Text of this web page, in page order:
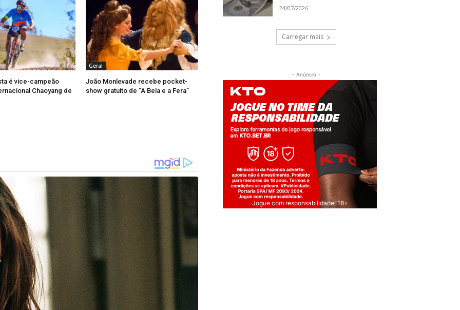
Adriano Alvarenga destinou ainda R$100
Excepcionais (Apae) de João Monlevade, que
crianças e adultos com diferentes tipos de
José recebeu R$150 mil para a continuidade
é vice-campeão
Chaoyang de
Geral
João Monlevade recebe pocket-
show gratuito de “A Bela e a Fera”
24/07/2026
Carregar mais
- Anúncio -
Jogue com responsabilidade. 18+